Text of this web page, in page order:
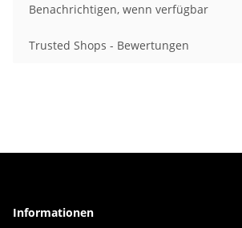
Benachrichtigen, wenn verfügbar
Trusted Shops - Bewertungen
Informationen